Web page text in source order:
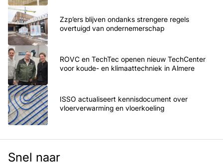
Zzp’ers blijven ondanks strengere regels
overtuigd van ondernemerschap
ROVC en TechTec openen nieuw TechCenter
voor koude- en klimaattechniek in Almere
ISSO actualiseert kennisdocument over
vloerverwarming en vloerkoeling
Snel naar